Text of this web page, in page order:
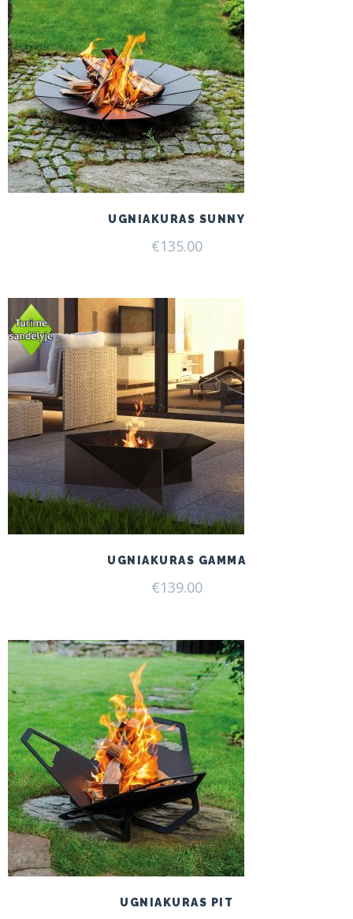
UGNIAKURAS SUNNY
€135.00
UGNIAKURAS GAMMA
€139.00
UGNIAKURAS PIT